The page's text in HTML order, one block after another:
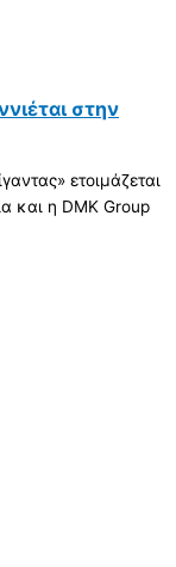
στην
ετοιμάζεται
και η DMK Group